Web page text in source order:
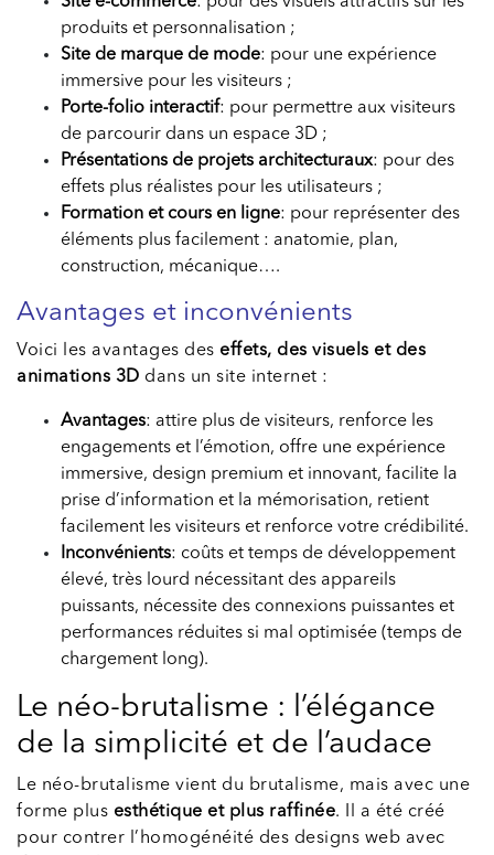
produits et personnalisation ;
Site de marque de mode: pour une expérience
immersive pour les visiteurs ;
Porte-folio interactif: pour permettre aux visiteurs
de parcourir dans un espace 3D ;
Présentations de projets architecturaux: pour des
effets plus réalistes pour les utilisateurs ;
Formation et cours en ligne: pour représenter des
éléments plus facilement : anatomie, plan,
construction, mécanique….
Avantages et inconvénients
Voici les avantages des effets, des visuels et des
animations 3D dans un site internet :
Avantages: attire plus de visiteurs, renforce les
engagements et l’émotion, offre une expérience
immersive, design premium et innovant, facilite la
prise d’information et la mémorisation, retient
facilement les visiteurs et renforce votre crédibilité.
Inconvénients: coûts et temps de développement
élevé, très lourd nécessitant des appareils
puissants, nécessite des connexions puissantes et
performances réduites si mal optimisée (temps de
chargement long).
Le néo-brutalisme : l’élégance
de la simplicité et de l’audace
Le néo-brutalisme vient du brutalisme, mais avec une
forme plus esthétique et plus raffinée. Il a été créé
pour contrer l’homogénéité des designs web avec